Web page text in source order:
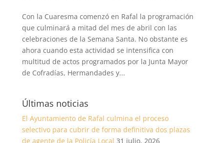
Con la Cuaresma comenzó en Rafal la programación
que culminará a mitad del mes de abril con las
celebraciones de la Semana Santa. No obstante es
ahora cuando esta actividad se intensifica con
multitud de actos programados por la Junta Mayor
de Cofradías, Hermandades y...
Últimas noticias
El Ayuntamiento de Rafal culmina el proceso
selectivo para cubrir de forma definitiva dos plazas
de agente de la Policía Local 31 julio, 2026